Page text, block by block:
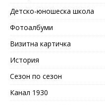
Детско-юношеска школа
Фотоалбуми
Визитна картичка
История
Сезон по сезон
Канал 1930